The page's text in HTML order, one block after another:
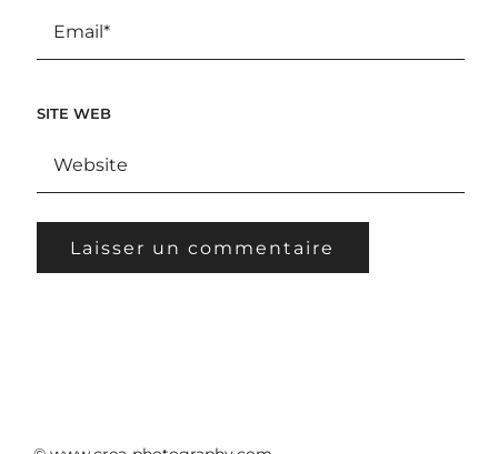
SITE WEB